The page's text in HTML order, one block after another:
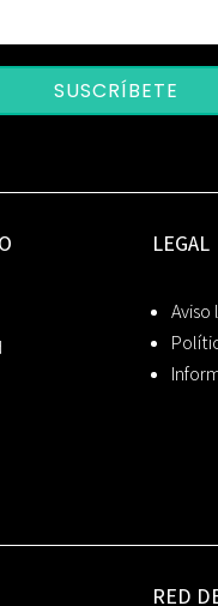
SUSCRÍBETE
LEGAL
RED